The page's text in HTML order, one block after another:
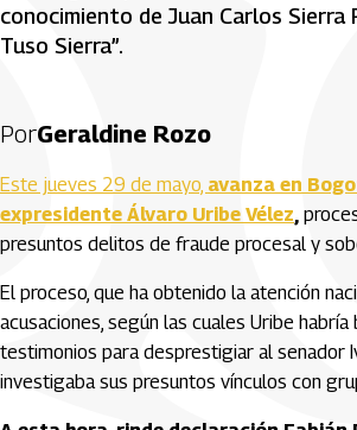
conocimiento de Juan Carlos Sierra
Tuso Sierra”.
PorGeraldine Rozo
Este jueves 29 de mayo, avanza en
expresidente Álvaro Uribe Vélez,
presuntos delitos de fraude procesal y
El proceso, que ha obtenido la atención
acusaciones, según las cuales Uribe habría
testimonios para desprestigiar al senador
investigaba sus presuntos vínculos con